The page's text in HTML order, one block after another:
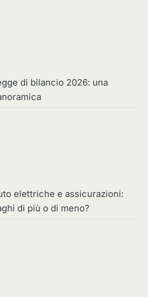
di bilancio 2026: una
elettriche e assicurazioni:
di più o di meno?